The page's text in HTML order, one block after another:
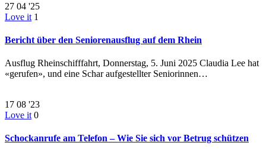
27 04 '25
Love it 1
Bericht über den Seniorenausflug auf dem Rhein
Ausflug Rheinschifffahrt, Donnerstag, 5. Juni 2025 Claudia Lee hat
«gerufen», und eine Schar aufgestellter Seniorinnen…
17 08 '23
Love it 0
Schockanrufe am Telefon – Wie Sie sich vor Betrug schützen